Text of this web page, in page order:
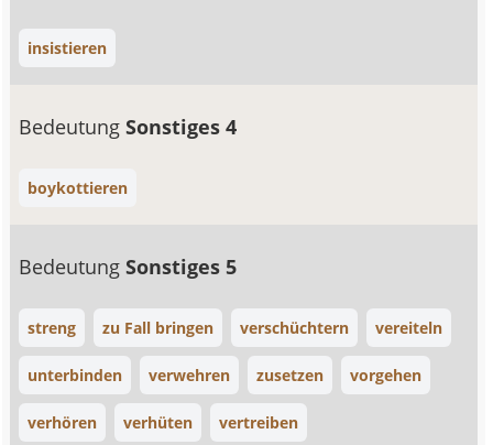
insistieren
BedeutungSonstiges 4
boykottieren
BedeutungSonstiges 5
streng zu Fall bringen verschüchtern vereiteln
unterbinden verwehren zusetzen vorgehen
verhören verhüten vertreiben